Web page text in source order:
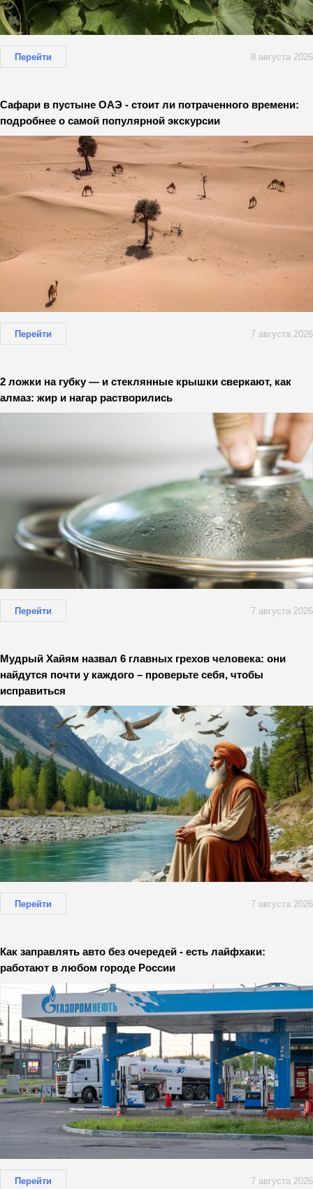
Перейти 8 августа 2026
Сафари в пустыне ОАЭ - стоит ли потраченного времени:
подробнее о самой популярной экскурсии
Перейти 7 августа 2026
2 ложки на губку — и стеклянные крышки сверкают, как
алмаз: жир и нагар растворились
Перейти 7 августа 2026
Мудрый Хайям назвал 6 главных грехов человека: они
найдутся почти у каждого – проверьте себя, чтобы
исправиться
Перейти 7 августа 2026
Как заправлять авто без очередей - есть лайфхаки:
работают в любом городе России
Перейти 7 августа 2026